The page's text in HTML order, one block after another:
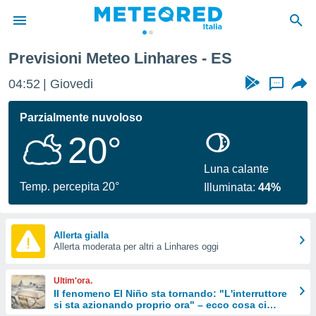
di
per
le
di
Web
le
Previsioni Meteo Linhares - ES
04:52 Giovedi ...
Parzialmente nuvoloso
20°
Temp. percepita 20°
Luna calante
Illuminata:44%
Allerta gialla
Allerta moderata per altri a Linhares oggi
Ultim'ora.
Il fenomeno El Niño sta tornando: "L'interruttore
si sta azionando proprio ora" – ecco cosa ci